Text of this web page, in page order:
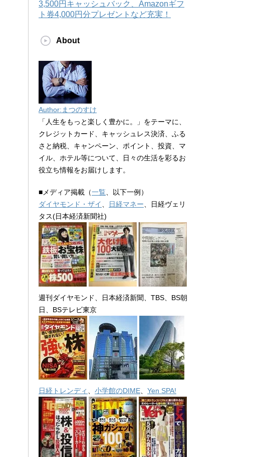
3,500円キャッシュバック、Amazonギフ
ト券4,000円分プレゼントなど充実！
About
Author:まつのすけ
「人生をもっと楽しく豊かに。」をテーマに、
クレジットカード、キャッシュレス決済、ふる
さと納税、キャンペーン、ポイント、投資、マ
イル、ホテル等について、日々の生活を彩るお
役立ち情報をお届けします。
■メディア掲載（一覧 、以下一例）
ダイヤモンド・ザイ
日経マネー 、日経ヴェリ
タス(日本経済新聞社)
週刊ダイヤモンド、日本経済新聞、TBS、BS朝
日、BSテレビ東京
日経トレンディ 小学館のDIME Yen SPA!